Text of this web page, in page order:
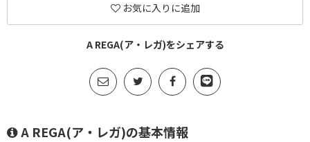
お気に入りに追加
A REGA(ア・レガ)をシェアする
A REGA(ア・レガ)の基本情報